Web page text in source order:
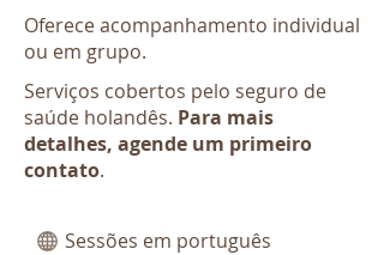
Oferece acompanhamento individual
ou em grupo.
Serviços cobertos pelo seguro de
saúde holandês. Para mais
detalhes, agende um primeiro
contato.
Sessões em português